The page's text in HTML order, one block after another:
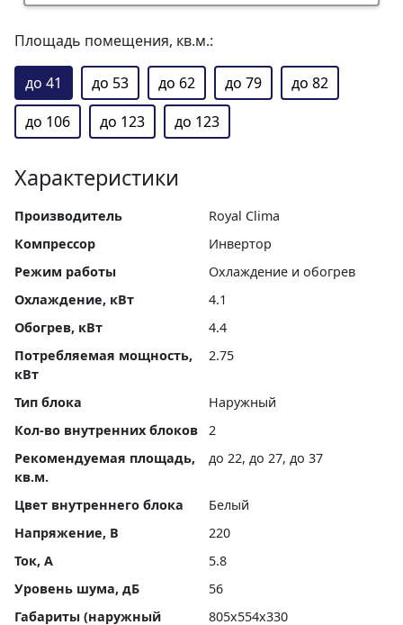
Площадь помещения, кв.м.:
до 41 до 53 до 62 до 79
до 82
до 106
до 123 до 123
Характеристики
Производитель
Royal Clima
Компрессор
Инвертор
Режим работы
Охлаждение и обогрев
Охлаждение, кВт
4.1
Обогрев, кВт
4.4
Потребляемая мощность,
кВт
2.75
Тип блока
Наружный
Кол-во внутренних блоков
2
Рекомендуемая площадь,
кв.м.
до 22, до 27, до 37
Цвет внутреннего блока
Белый
Напряжение, В
220
Ток, А
5.8
Уровень шума, дБ
56
Габариты (наружный
805x554x330